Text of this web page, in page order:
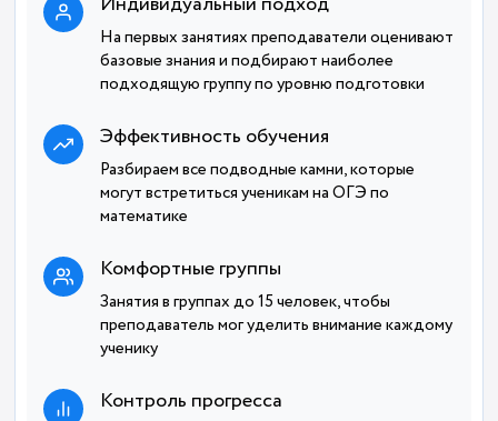
На первых занятиях преподаватели оценивают
базовые знания и подбирают наиболее
подходящую группу по уровню подготовки
Эффективность обучения
Разбираем все подводные камни, которые
могут встретиться ученикам на ОГЭ по
математике
Комфортные группы
Занятия в группах до 15 человек, чтобы
преподаватель мог уделить внимание каждому
ученику
Контроль прогресса